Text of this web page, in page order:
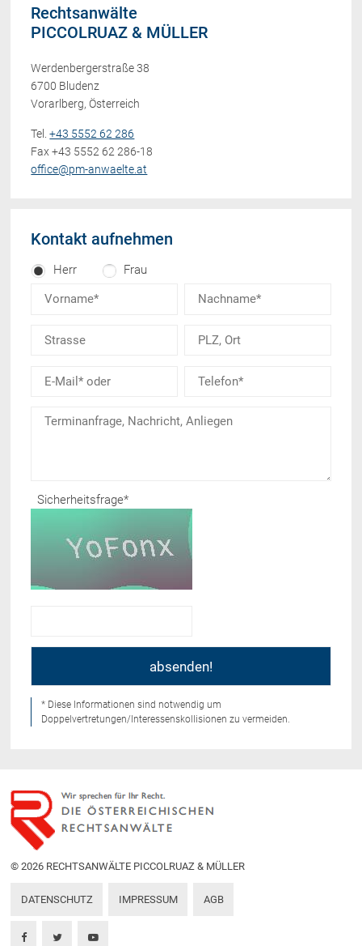
Rechtsanwälte
PICCOLRUAZ & MÜLLER
Werdenbergerstraße 38
6700 Bludenz
Vorarlberg, Österreich
Tel.+43 5552 62 286
Fax +43 5552 62 286-18
office@pm-anwaelte.at
Kontakt aufnehmen
Herr Frau
Sicherheitsfrage*
* Diese Informationen sind notwendig um
Doppelvertretungen/Interessenskollisionen zu vermeiden.
© 2026 RECHTSANWÄLTE PICCOLRUAZ & MÜLLER
DATENSCHUTZ IMPRESSUM AGB